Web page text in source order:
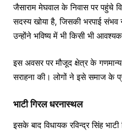
जैसाराम मेघवाल के निवास पर पहुंचे
सदस्य खोया है, जिसकी भरपाई
उन्होंने भविष्य में भी किसी भी
इस अवसर पर मौजूद क्षेत्र के गणमान्य
सराहना की। लोगों ने इसे समाज के
भाटी गिरल धरनास्थल
इसके बाद विधायक रविन्द्र सिंह